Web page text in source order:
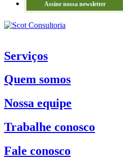
Assine nossa newsletter
Serviços
Quem somos
Nossa equipe
Trabalhe conosco
Fale conosco